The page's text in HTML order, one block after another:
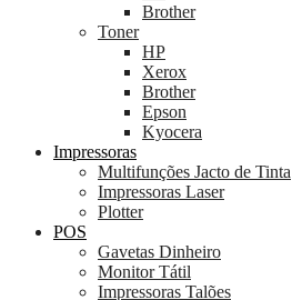
Brother
Toner
HP
Xerox
Brother
Epson
Kyocera
Impressoras
Multifunções Jacto de Tinta
Impressoras Laser
Plotter
POS
Gavetas Dinheiro
Monitor Tátil
Impressoras Talões